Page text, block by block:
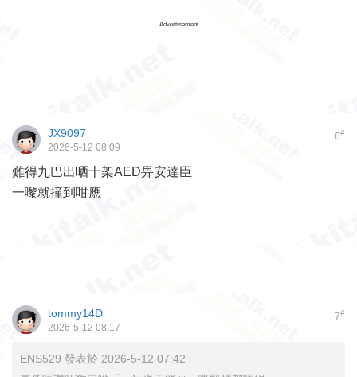
Advertisement
6#
JX9097
2026-5-12 08:09
難得九巴出晒十架AED畀安達臣
一嚟就撞到咁應
7#
tommy14D
2026-5-12 08:17
ENS529 發表於 2026-5-12 07:42